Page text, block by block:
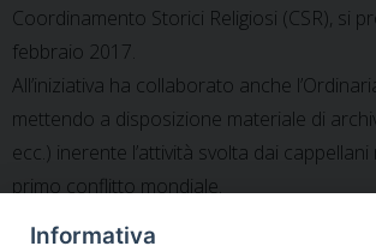
Coordinamento Storici Religiosi (CSR), si
febbraio 2017.
All’iniziativa ha collaborato anche
mettendo a disposizione materiale di
ecc.) inerente l’attività svolta dai
primo conflitto mondiale.
Informativa